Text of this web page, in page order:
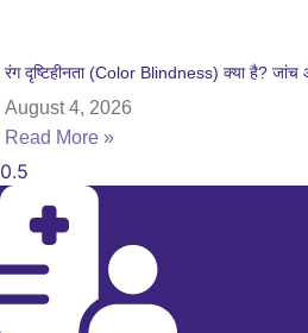
रंग दृष्टिहीनता (Color Blindness) क्या है? जांच
August 4, 2026
Read More »